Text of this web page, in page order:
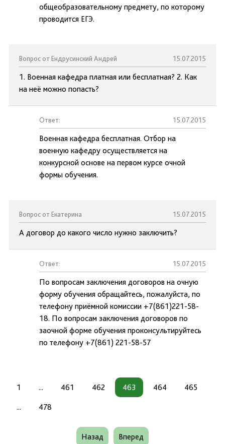
общеобразовательному предмету, по которому
проводится ЕГЭ.
Вопрос от Ендрусинский Андрей 15.07.2015
1. Военная кафедра платная или бесплатная? 2. Как
на неё можно попасть?
Ответ: 15.07.2015
Военная кафедра бесплатная. Отбор на
военную кафедру осуществляется на
конкурсной основе на первом курсе очной
формы обучения.
Вопрос от Екатерина 15.07.2015
А договор до какого число нужно заключить?
Ответ: 15.07.2015
По вопросам заключения договоров на очную
форму обучения обращайтесь, пожалуйста, по
телефону приёмной комиссии +7(861)221-58-
18. По вопросам заключения договоров по
заочной форме обучения проконсультируйтесь
по телефону +7(861) 221-58-57
1 ... 461 462 463 464 465
... 478
Назад Вперед